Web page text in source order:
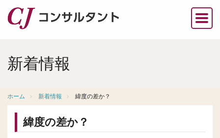
新着情報
ホーム 新着情報 緯度の差か？
緯度の差か？